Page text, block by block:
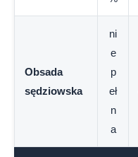
Obsada
sędziowska
ni
e
p
eł
n
a